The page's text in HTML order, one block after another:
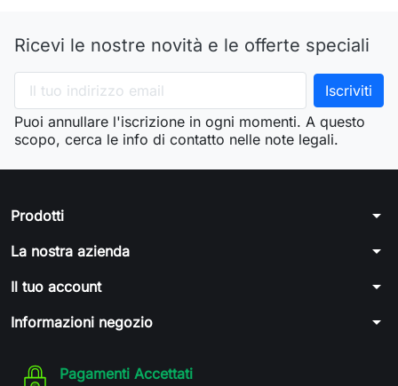
Ricevi le nostre novità e le offerte speciali
Puoi annullare l'iscrizione in ogni momenti. A questo
scopo, cerca le info di contatto nelle note legali.
Prodotti arrow_drop_down
La nostra azienda arrow_drop_down
Il tuo account arrow_drop_down
Informazioni negozio arrow_drop_down
Pagamenti Accettati